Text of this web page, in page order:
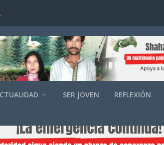
SER JOVEN REFLEXIÓN